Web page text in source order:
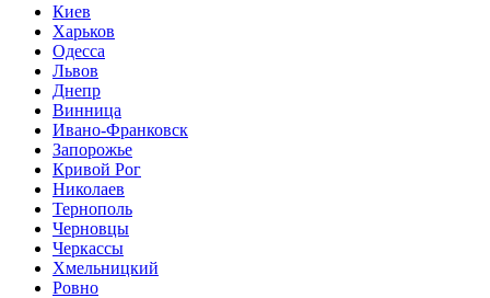
Киев
Харьков
Одесса
Львов
Днепр
Винница
Ивано-Франковск
Запорожье
Кривой Рог
Николаев
Тернополь
Черновцы
Черкассы
Хмельницкий
Ровно